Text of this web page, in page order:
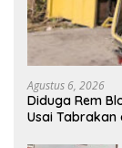
Agustus 6, 2026
Diduga Rem
Usai